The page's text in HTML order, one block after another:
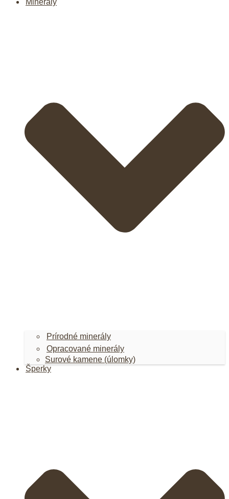
Minerály
Prírodné minerály
Opracované minerály
Surové kamene (úlomky)
Šperky